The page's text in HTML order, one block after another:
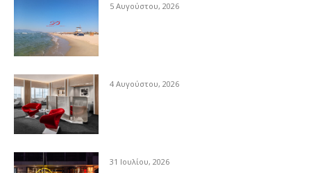
5 Αυγούστου, 2026
4 Αυγούστου, 2026
31 Ιουλίου, 2026